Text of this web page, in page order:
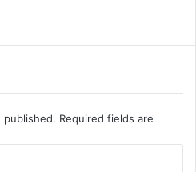
published. Required fields are